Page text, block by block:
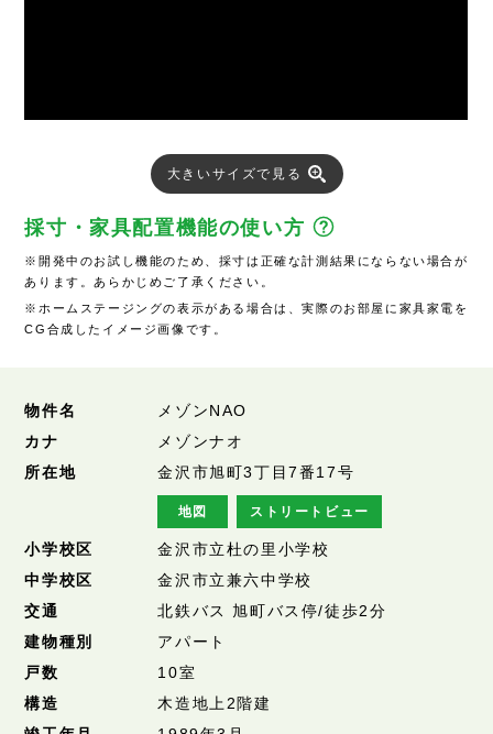
大きいサイズで見る
採寸・家具配置機能の使い方
※開発中のお試し機能のため、採寸は正確な計測結果にならない場合が
あります。あらかじめご了承ください。
※ホームステージングの表示がある場合は、実際のお部屋に家具家電を
CG合成したイメージ画像です。
物件名
メゾンNAO
カナ
メゾンナオ
所在地
金沢市旭町3丁目7番17号
地図 ストリートビュー
小学校区
金沢市立杜の里小学校
中学校区
金沢市立兼六中学校
交通
北鉄バス 旭町バス停/徒歩2分
建物種別
アパート
戸数
10室
構造
木造地上2階建